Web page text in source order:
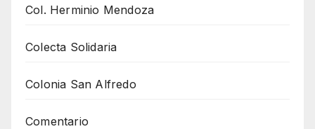
Col. Herminio Mendoza
Colecta Solidaria
Colonia San Alfredo
Comentario